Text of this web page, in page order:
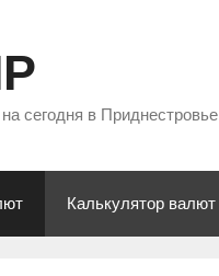
сегодня в Приднестровье
Калькулятор валют